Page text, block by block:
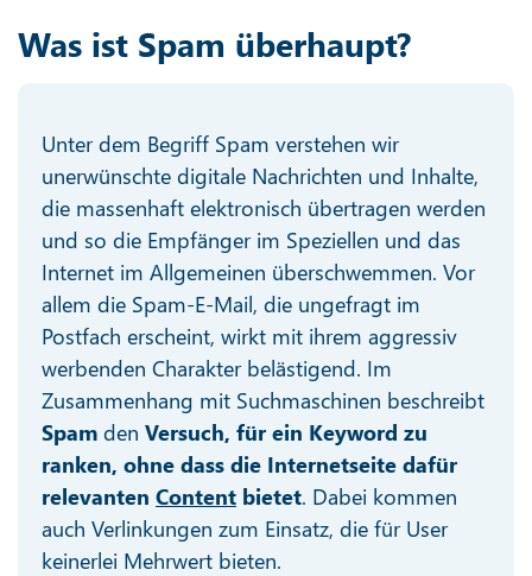
Was ist Spam überhaupt?
Unter dem Begriff Spam verstehen wir
unerwünschte digitale Nachrichten und Inhalte,
die massenhaft elektronisch übertragen werden
und so die Empfänger im Speziellen und das
Internet im Allgemeinen überschwemmen. Vor
allem die Spam-E-Mail, die ungefragt im
Postfach erscheint, wirkt mit ihrem aggressiv
werbenden Charakter belästigend. Im
Zusammenhang mit Suchmaschinen beschreibt
Spam den Versuch, für ein Keyword zu
ranken, ohne dass die Internetseite dafür
relevanten Content bietet. Dabei kommen
auch Verlinkungen zum Einsatz, die für User
keinerlei Mehrwert bieten.